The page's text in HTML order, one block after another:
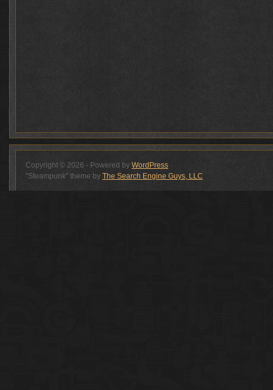
Copyright © 2026 - Powered by WordPress
"Steampunk" theme by The Search Engine Guys, LLC